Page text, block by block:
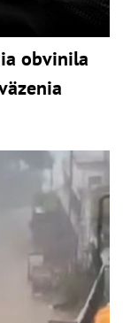
obvinila